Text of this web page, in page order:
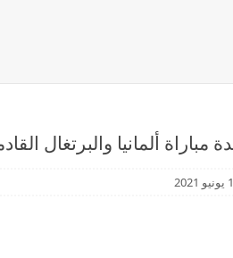
ألمانيا والبرتغال